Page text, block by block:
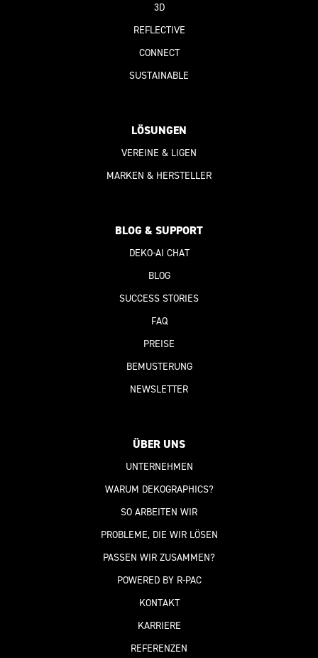
3D
REFLECTIVE
CONNECT
SUSTAINABLE
LÖSUNGEN
VEREINE & LIGEN
MARKEN & HERSTELLER
BLOG & SUPPORT
DEKO-AI CHAT
BLOG
SUCCESS STORIES
FAQ
PREISE
BEMUSTERUNG
NEWSLETTER
ÜBER UNS
UNTERNEHMEN
WARUM DEKOGRAPHICS?
SO ARBEITEN WIR
PROBLEME, DIE WIR LÖSEN
PASSEN WIR ZUSAMMEN?
POWERED BY R-PAC
KONTAKT
KARRIERE
REFERENZEN